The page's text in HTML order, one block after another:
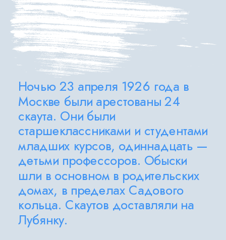
Ночью 23 апреля 1926 года в
Москве были арестованы 24
скаута. Они были
старшеклассниками и студентами
младших курсов, одиннадцать —
детьми профессоров. Обыски
шли в основном в родительских
домах, в пределах Садового
кольца. Скаутов доставляли на
Лубянку.